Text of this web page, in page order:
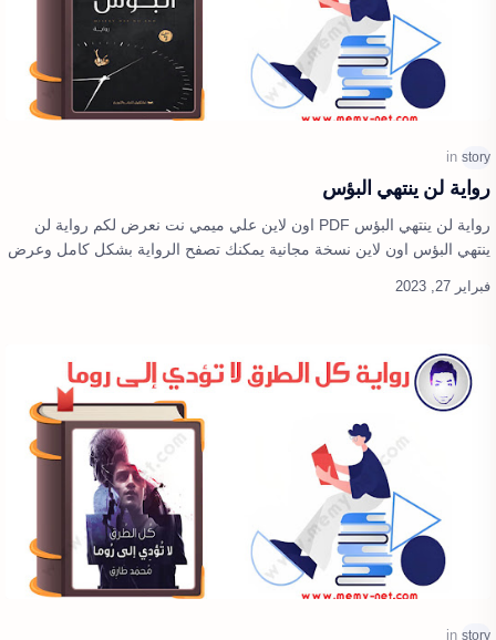
رواية لن ينتهي البؤس
رواية لن ينتهي البؤس PDF اون لاين علي ميمي نت نعرض لكم رواية لن
ينتهي البؤس اون لاين نسخة مجانية يمكنك تصفح الرواية بشكل كامل وعرض